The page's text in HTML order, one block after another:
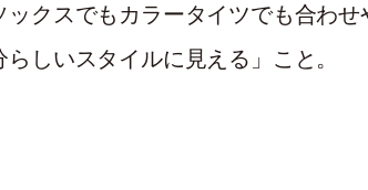
クスでもカラータイツでも合わせ
しいスタイルに見える」こと。